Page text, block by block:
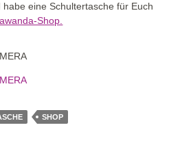
eine Schultertasche für Euch
Shop.
SHOP